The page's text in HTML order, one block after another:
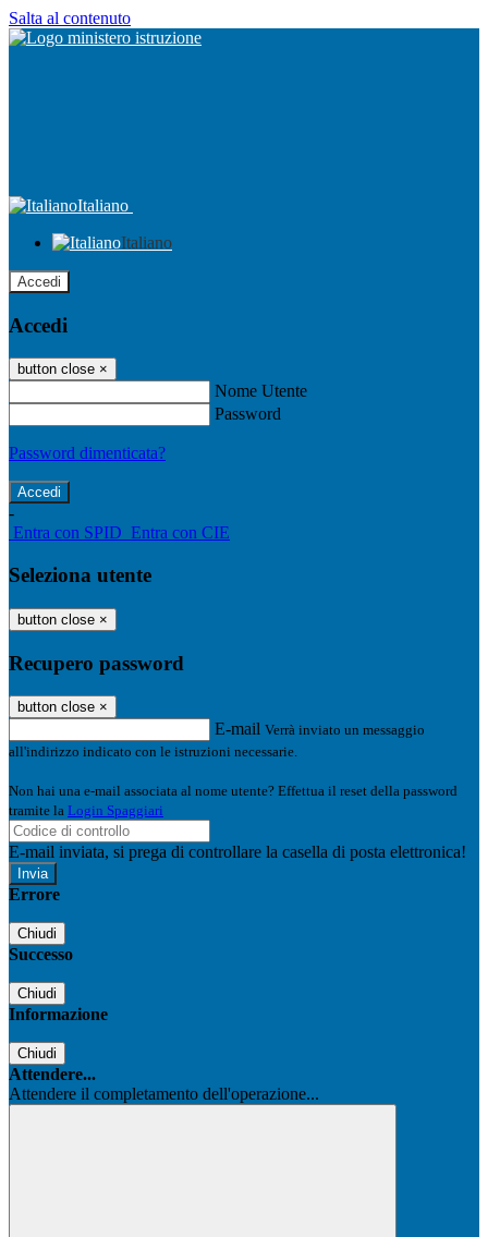
Salta al contenuto
Italiano
Italiano
Accedi
Accedi
button close ×
Nome Utente
Password
Password dimenticata?
-
Entra con SPID Entra con CIE
Seleziona utente
button close ×
Recupero password
button close ×
E-mail Verrà inviato un messaggio
all'indirizzo indicato con le istruzioni necessarie.
Non hai una e-mail associata al nome utente? Effettua il reset della password
tramite la Login Spaggiari
E-mail inviata, si prega di controllare la casella di posta elettronica!
Errore
Chiudi
Successo
Chiudi
Informazione
Chiudi
Attendere...
Attendere il completamento dell'operazione...